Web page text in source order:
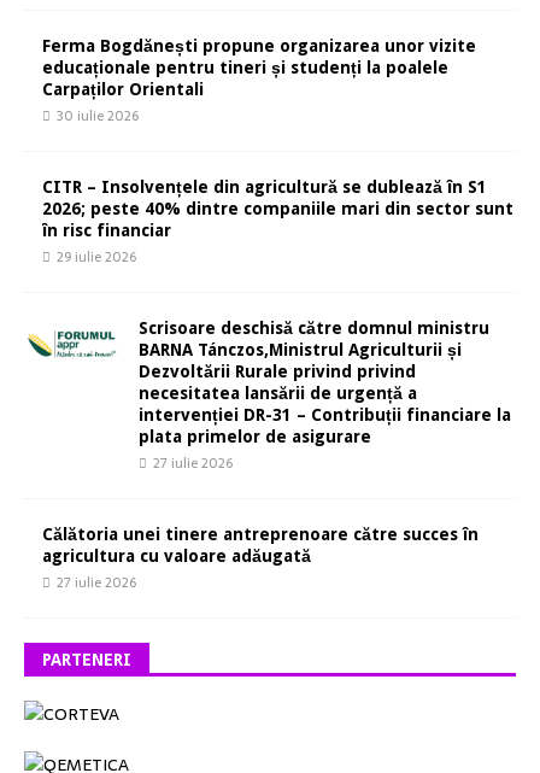
Ferma Bogdănești propune organizarea unor vizite
educaționale pentru tineri și studenți la poalele
Carpaților Orientali
30 iulie 2026
CITR – Insolvențele din agricultură se dublează în S1
2026; peste 40% dintre companiile mari din sector sunt
în risc financiar
29 iulie 2026
Scrisoare deschisă către domnul ministru
BARNA Tánczos,Ministrul Agriculturii și
Dezvoltării Rurale privind privind
necesitatea lansării de urgență a
intervenției DR-31 – Contribuții financiare la
plata primelor de asigurare
27 iulie 2026
Călătoria unei tinere antreprenoare către succes în
agricultura cu valoare adăugată
27 iulie 2026
PARTENERI